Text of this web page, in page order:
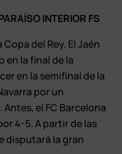
INTERIOR FS
del Rey. El Jaén
en la final de la
en la semifinal de la
por un
el FC Barcelona
4-5. A partir de las
disputará la gran